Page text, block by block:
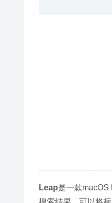
Leap是一款macOS